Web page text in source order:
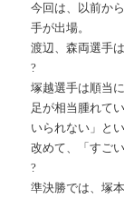
今回は、以前か
手が出場。
渡辺、森両選手
?
塚越選手は順当
足が相当腫れて
いられない」と
改めて、「すご
?
準決勝では、塚